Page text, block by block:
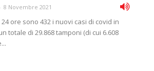
- 8 Novembre 2021
ore sono 432 i nuovi casi di covid in
totale di 29.868 tamponi (di cui 6.608